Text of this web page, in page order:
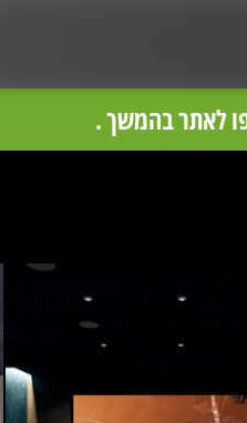
לאתר בהמשך .
התחייבות מוזמנים להתקשר